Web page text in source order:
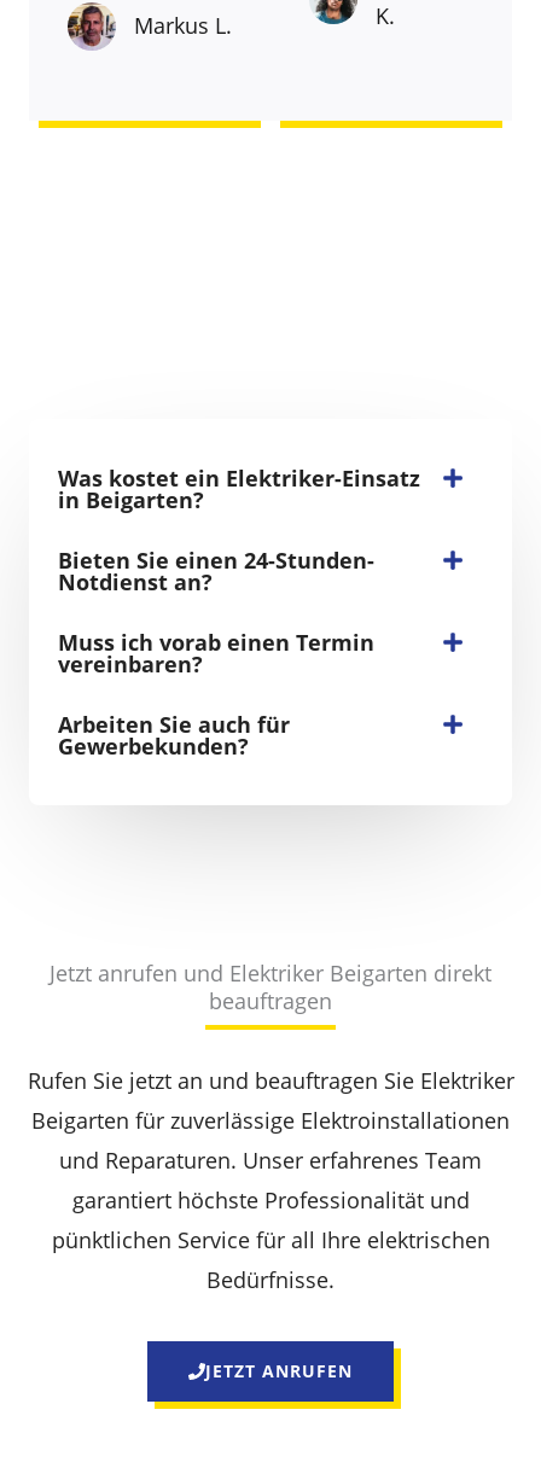
Markus L.
K.
Was kostet ein Elektriker-Einsatz
in Beigarten?
Bieten Sie einen 24-Stunden-
Notdienst an?
Muss ich vorab einen Termin
vereinbaren?
Arbeiten Sie auch für
Gewerbekunden?
Jetzt anrufen und Elektriker Beigarten direkt
beauftragen
Rufen Sie jetzt an und beauftragen Sie Elektriker
Beigarten für zuverlässige Elektroinstallationen
und Reparaturen. Unser erfahrenes Team
garantiert höchste Professionalität und
pünktlichen Service für all Ihre elektrischen
Bedürfnisse.
JETZT ANRUFEN